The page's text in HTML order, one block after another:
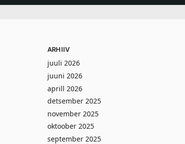
ARHIIV
juuli 2026
juuni 2026
aprill 2026
detsember 2025
november 2025
oktoober 2025
september 2025